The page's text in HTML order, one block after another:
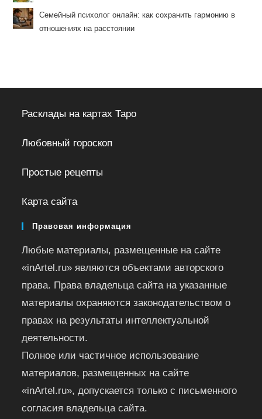
Семейный психолог онлайн: как сохранить гармонию в
отношениях на расстоянии
Расклады на картах Таро
Любовный гороскоп
Простые рецепты
Карта сайта
Правовая информация
Любые материалы, размещенные на сайте
«inArtel.ru» являются объектами авторского
права. Права владельца сайта на указанные
материалы охраняются законодательством о
правах на результаты интеллектуальной
деятельности.
Полное или частичное использование
материалов, размещенных на сайте
«inArtel.ru», допускается только с письменного
согласия владельца сайта.